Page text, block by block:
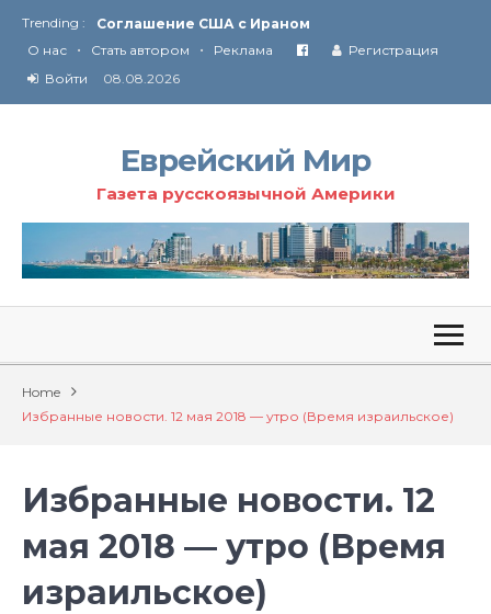
Trending :
Соглашение США с Ираном
Технология Революции в Иране
О нас • Стать автором • Реклама
Регистрация
Войти
08.08.2026
Еврейский Мир
Газета русскоязычной Америки
Home
Избранные новости. 12 мая 2018 — утро (Время израильское)
Избранные новости. 12
мая 2018 — утро (Время
израильское)